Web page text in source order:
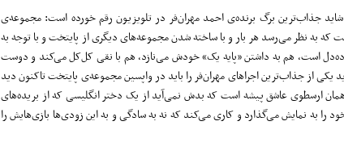
شاید جذاب‌ترین برگ برنده‌ی احمد مهران‌فر در تلویزیون رقم خورده است: مجموعه‌ی
که به نظر می‌رسد هر بار و با ساخته شدن مجموعه‌های دیگری از پایتخت و با توجه به
است، هم به داشتن «پایه یک» خودش می‌نازد، هم با نقی کل‌کل می‌کند و دوست
یکی از جذاب‌ترین اجراهای مهران‌فر را باید در واپسین مجموعه‌ی پایتخت تاکنون دید
ارسطوی عاشق پیشه است که بدش نمی‌آید از یک دختر انگلیسی که از بریده‌های
به نمایش می‌گذارد و کاری می‌کند که نه به سادگی و به این زودی‌ها بازی‌هایش را